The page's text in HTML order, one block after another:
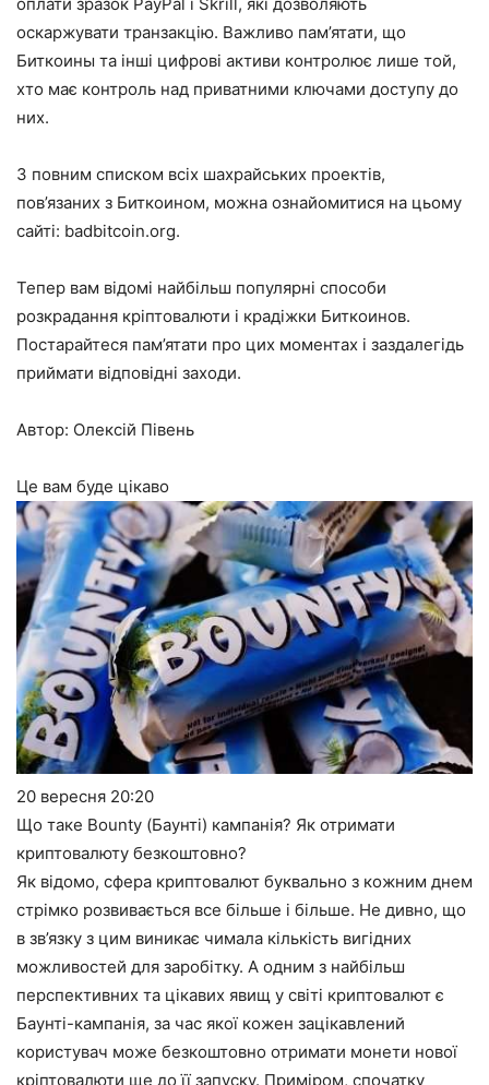
оскаржувати транзакцію. Важливо пам’ятати, що
Биткоины та інші цифрові активи контролює лише той,
хто має контроль над приватними ключами доступу до
них.
З повним списком всіх шахрайських проектів,
пов’язаних з Биткоином, можна ознайомитися на цьому
сайті: badbitcoin.org.
Тепер вам відомі найбільш популярні способи
розкрадання кріптовалюти і крадіжки Биткоинов.
Постарайтеся пам’ятати про цих моментах і заздалегідь
приймати відповідні заходи.
Автор: Олексій Півень
Це вам буде цікаво
20 вересня 20:20
Що таке Bounty (Баунті) кампанія? Як отримати
криптовалюту безкоштовно?
Як відомо, сфера криптовалют буквально з кожним днем
стрімко розвивається все більше і більше. Не дивно, що
в зв’язку з цим виникає чимала кількість вигідних
можливостей для заробітку. А одним з найбільш
перспективних та цікавих явищ у світі криптовалют є
Баунті-кампанія, за час якої кожен зацікавлений
користувач може безкоштовно отримати монети нової
кріптовалюти ще до її запуску. Приміром, спочатку